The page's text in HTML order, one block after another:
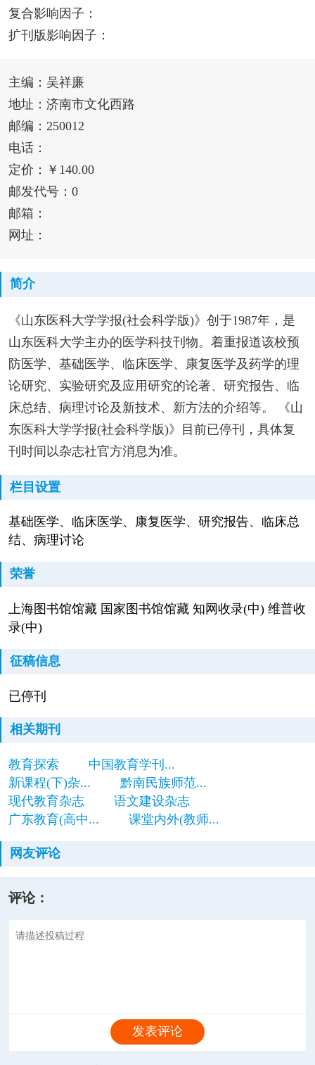
复合影响因子：
扩刊版影响因子：
主编：吴祥廉
地址：济南市文化西路
邮编：250012
电话：
定价：￥140.00
邮发代号：0
邮箱：
网址：
简介
《山东医科大学学报(社会科学版)》创于1987年，是
山东医科大学主办的医学科技刊物。着重报道该校预
防医学、基础医学、临床医学、康复医学及药学的理
论研究、实验研究及应用研究的论著、研究报告、临
床总结、病理讨论及新技术、新方法的介绍等。 《山
东医科大学学报(社会科学版)》目前已停刊，具体复
刊时间以杂志社官方消息为准。
栏目设置
基础医学、临床医学、康复医学、研究报告、临床总
结、病理讨论
荣誉
上海图书馆馆藏 国家图书馆馆藏 知网收录(中) 维普收
录(中)
征稿信息
已停刊
相关期刊
教育探索
中国教育学刊...
新课程(下)杂...
黔南民族师范...
现代教育杂志
语文建设杂志
广东教育(高中...
课堂内外(教师...
网友评论
评论：
发表评论